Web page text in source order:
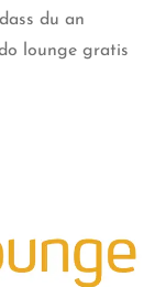
du an
lounge gratis